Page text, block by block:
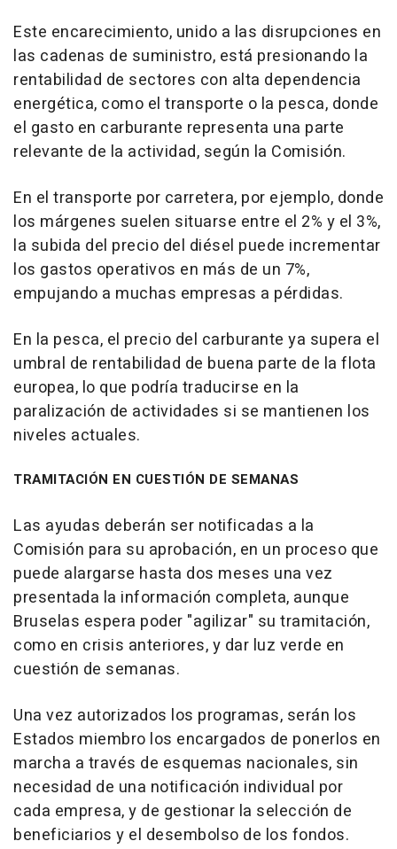
Este encarecimiento, unido a las disrupciones en
las cadenas de suministro, está presionando la
rentabilidad de sectores con alta dependencia
energética, como el transporte o la pesca, donde
el gasto en carburante representa una parte
relevante de la actividad, según la Comisión.
En el transporte por carretera, por ejemplo, donde
los márgenes suelen situarse entre el 2% y el 3%,
la subida del precio del diésel puede incrementar
los gastos operativos en más de un 7%,
empujando a muchas empresas a pérdidas.
En la pesca, el precio del carburante ya supera el
umbral de rentabilidad de buena parte de la flota
europea, lo que podría traducirse en la
paralización de actividades si se mantienen los
niveles actuales.
TRAMITACIÓN EN CUESTIÓN DE SEMANAS
Las ayudas deberán ser notificadas a la
Comisión para su aprobación, en un proceso que
puede alargarse hasta dos meses una vez
presentada la información completa, aunque
Bruselas espera poder "agilizar" su tramitación,
como en crisis anteriores, y dar luz verde en
cuestión de semanas.
Una vez autorizados los programas, serán los
Estados miembro los encargados de ponerlos en
marcha a través de esquemas nacionales, sin
necesidad de una notificación individual por
cada empresa, y de gestionar la selección de
beneficiarios y el desembolso de los fondos.